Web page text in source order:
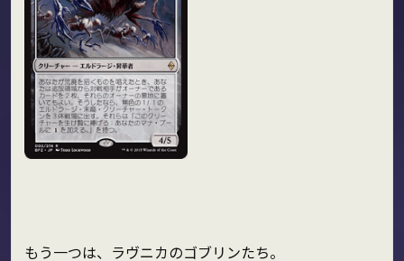
もう一つは、ラヴニカのゴブリンたち。